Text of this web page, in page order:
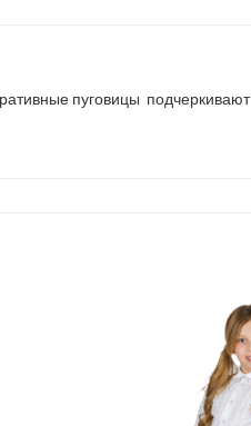
пуговицы подчеркивают